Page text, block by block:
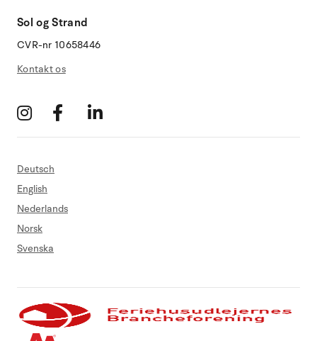
Sol og Strand
CVR-nr 10658446
Kontakt os
Deutsch
English
Nederlands
Norsk
Svenska